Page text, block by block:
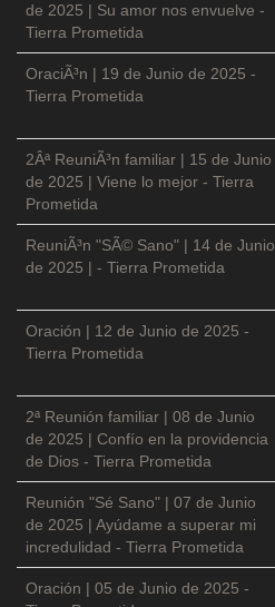
de 2025 | Su amor nos envuelve -
Tierra Prometida
OraciÃ³n | 19 de Junio de 2025 -
Tierra Prometida
2Âª ReuniÃ³n familiar | 15 de Junio
de 2025 | Viene lo mejor - Tierra
Prometida
ReuniÃ³n "SÃ© Sano" | 14 de Junio
de 2025 | - Tierra Prometida
Oración | 12 de Junio de 2025 -
Tierra Prometida
2ª Reunión familiar | 08 de Junio
de 2025 | Confío en la providencia
de Dios - Tierra Prometida
Reunión "Sé Sano" | 07 de Junio
de 2025 | Ayúdame a superar mi
incredulidad - Tierra Prometida
Oración | 05 de Junio de 2025 -